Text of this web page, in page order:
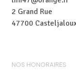
2 Grand Rue
47700
NOS HONORAIRES